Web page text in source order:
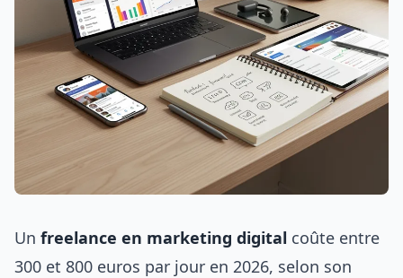
Un freelance en marketing digital coûte entre
300 et 800 euros par jour en 2026, selon son